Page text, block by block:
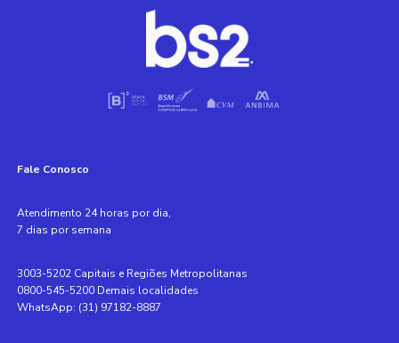
Fale Conosco
Atendimento 24 horas por dia,
7 dias por semana
3003-5202 Capitais e Regiões Metropolitanas
0800-545-5200 Demais localidades
WhatsApp: (31) 97182-8887